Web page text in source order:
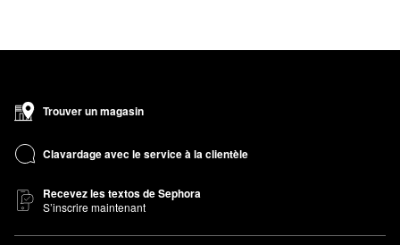
Trouver un magasin
Clavardage avec le service à la clientèle
Recevez les textos de Sephora
S’inscrire maintenant